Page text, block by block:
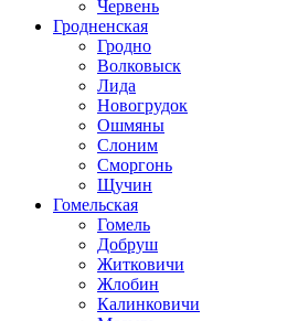
Червень
Гродненская
Гродно
Волковыск
Лида
Новогрудок
Ошмяны
Слоним
Сморгонь
Щучин
Гомельская
Гомель
Добруш
Житковичи
Жлобин
Калинковичи